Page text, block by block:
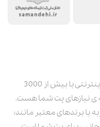
پت استور به عنوان یکی از قدیمی‌ترین پت شاپ های اینترنتی با بیش از 3000
ی نیازهای پت شما هست.
برندهای معتبر مانند: